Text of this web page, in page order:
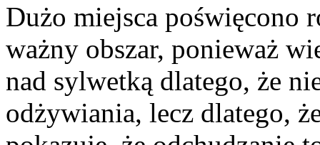
Dużo miejsca poświęcono
ważny obszar, ponieważ
nad sylwetką dlatego, że
odżywiania, lecz dlatego,